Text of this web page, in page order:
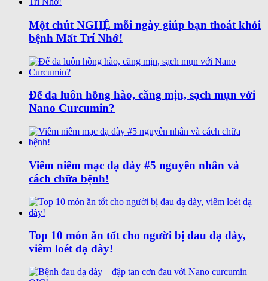
Một chút NGHỆ mỗi ngày giúp bạn thoát khỏi
bệnh Mất Trí Nhớ!
Để da luôn hồng hào, căng mịn, sạch mụn với
Nano Curcumin?
Viêm niêm mạc dạ dày #5 nguyên nhân và
cách chữa bệnh!
Top 10 món ăn tốt cho người bị đau dạ dày,
viêm loét dạ dày!